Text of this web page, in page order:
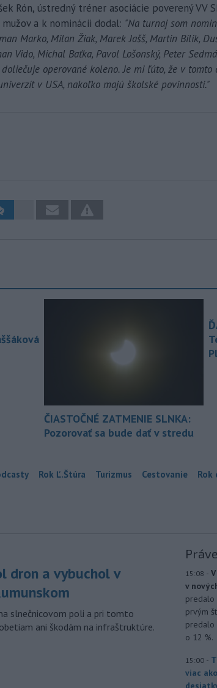
Rón, ústredný tréner asociácie poverený VV
a k nominácii dodal: "Na turnaj som
Marko, Milan Žiak, Marek Jašš, Martin Bílik,
Vido, Michal Baťka, Pavol Lošonský, Peter
operované koleno. Je mi ľúto, že v tomto
v USA, nakoľko majú školské povinnosti."
ČIASTOČNÉ ZATMENIE SLNKA:
Pozorovať sa bude dať v stredu
Rok Ľ.Štúra Turizmus Cestovanie Rok
dron a vybuchol v
slnečnicovom poli a pri tomto
ani škodám na infraštruktúre.
15:08 -
v
predalo
prvým
predalo
o 12 %.
15:00 -
viac